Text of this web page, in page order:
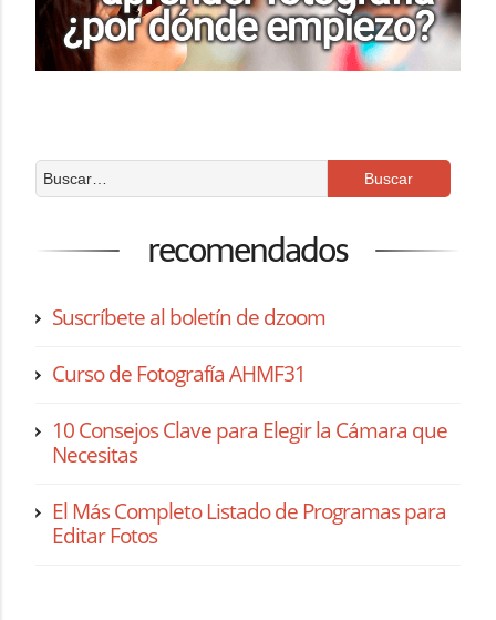
recomendados
Suscríbete al boletín de dzoom
Curso de Fotografía AHMF31
10 Consejos Clave para Elegir la Cámara que
Necesitas
El Más Completo Listado de Programas para
Editar Fotos